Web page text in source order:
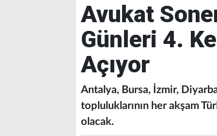
Avukat
Günleri 4.
Açıyor
Antalya, Bursa, İzmir,
topluluklarının her akşam
olacak.